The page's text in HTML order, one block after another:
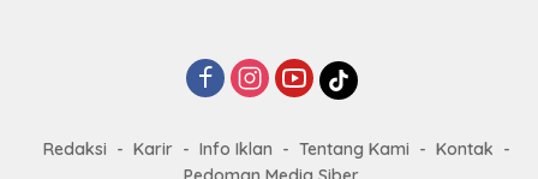
Redaksi Karir Info Iklan Tentang Kami
Kontak